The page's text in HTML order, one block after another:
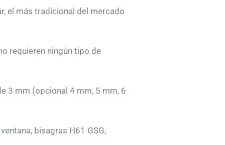
el más tradicional del mercado
requieren ningún tipo de
3 mm (opcional 4 mm, 5 mm, 6
bisagras H61 GSG,